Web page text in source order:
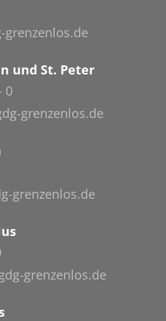
grenzenlos.de
und St. Peter
0
grenzenlos.de
grenzenlos.de
grenzenlos.de